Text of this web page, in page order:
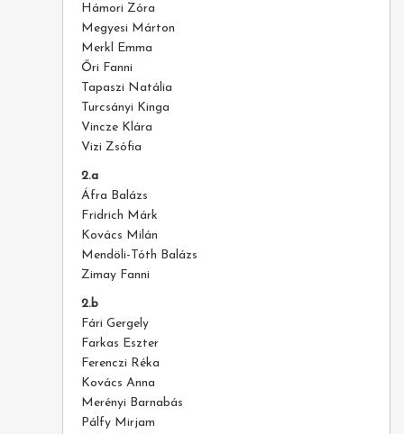
Hámori Zóra
Megyesi Márton
Merkl Emma
Őri Fanni
Tapaszi Natália
Turcsányi Kinga
Vincze Klára
Vizi Zsófia
2.a
Áfra Balázs
Fridrich Márk
Kovács Milán
Mendöli-Tóth Balázs
Zimay Fanni
2.b
Fári Gergely
Farkas Eszter
Ferenczi Réka
Kovács Anna
Merényi Barnabás
Pálfy Mirjam